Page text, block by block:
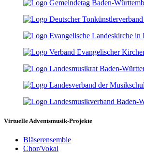
Virtuelle Adventsmusik-Projekte
Bläserensemble
Chor/Vokal